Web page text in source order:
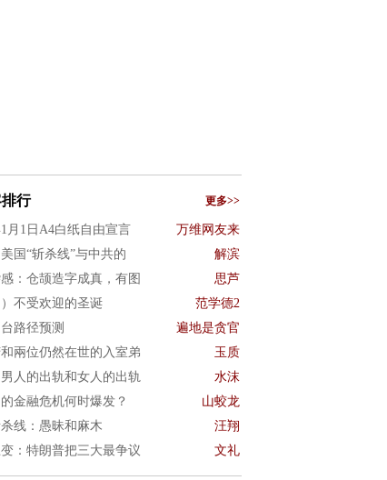
行 更多>>
月1日A4白纸自由宣言 万维网友来
国“斩杀线”与中共的 解滨
：仓颉造字成真，有图 思芦
）不受欢迎的圣诞 范学德2
路径预测 遍地是贪官
兩位仍然在世的入室弟 玉质
人的出轨和女人的出轨 水沫
金融危机何时爆发？ 山蛟龙
线：愚昧和麻木 汪翔
：特朗普把三大最争议 文礼